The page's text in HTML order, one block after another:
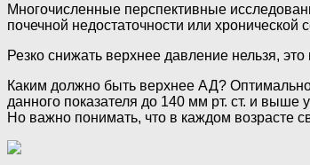
Многочисленные перспективные
почечной недостаточности или
Резко снижать верхнее давление нельзя,
Каким должно быть верхнее АД?
данного показателя до 140 мм рт. ст. и выше
Но важно понимать, что в каждом возрасте